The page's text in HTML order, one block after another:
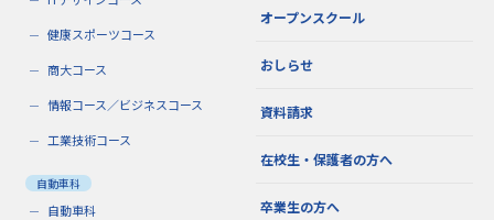
健康スポーツコース
商大コース
情報コース／ビジネスコース
工業技術コース
自動車科
自動車科
オープンスクール
おしらせ
資料請求
在校生・保護者の方へ
卒業生の方へ